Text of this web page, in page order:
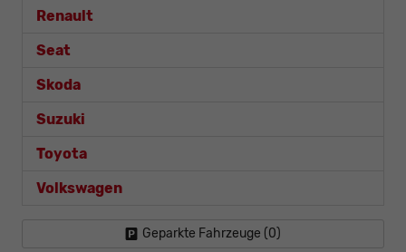
Renault
Seat
Skoda
Suzuki
Toyota
Volkswagen
Geparkte Fahrzeuge (0)